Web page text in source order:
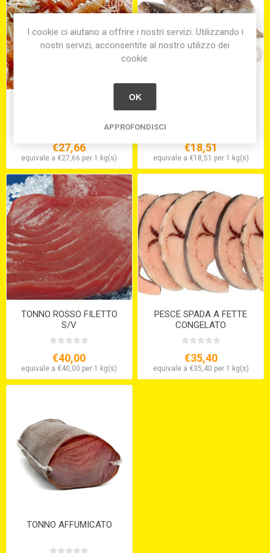
€27,66
equivale a €27,66 per 1 kg(s)
€18,51
equivale a €18,51 per 1 kg(s)
TONNO ROSSO FILETTO
S/V
€40,00
equivale a €40,00 per 1 kg(s)
PESCE SPADA A FETTE
CONGELATO
€35,40
equivale a €35,40 per 1 kg(s)
TONNO AFFUMICATO
I cookie ci aiutano a offrire i nostri servizi. Utilizzando i
nostri servizi, acconsentite al nostro utilizzo dei
cookie.
OK
APPROFONDISCI